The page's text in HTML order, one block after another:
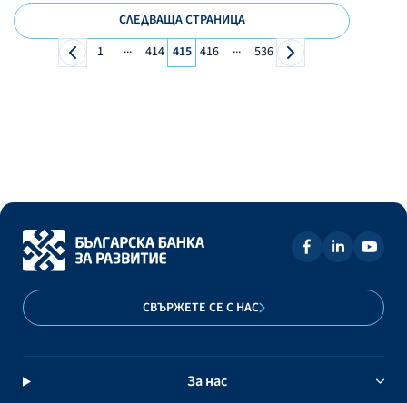
СЛЕДВАЩА СТРАНИЦА
1
... 414 415 416 ... 536
СВЪРЖЕТЕ СЕ С НАС
За нас